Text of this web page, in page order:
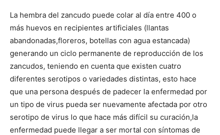
La hembra del zancudo puede colar al día entre 400 o
más huevos en recipientes artificiales (llantas
abandonadas,floreros, botellas con agua estancada)
generando un ciclo permanente de reproducción de los
zancudos, teniendo en cuenta que existen cuatro
diferentes serotipos o variedades distintas, esto hace
que una persona después de padecer la enfermedad por
un tipo de virus pueda ser nuevamente afectada por otro
serotipo de virus lo que hace más difícil su curación,la
enfermedad puede llegar a ser mortal con síntomas de